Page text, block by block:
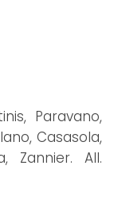
Paravano,
Casasola,
Zannier. All.